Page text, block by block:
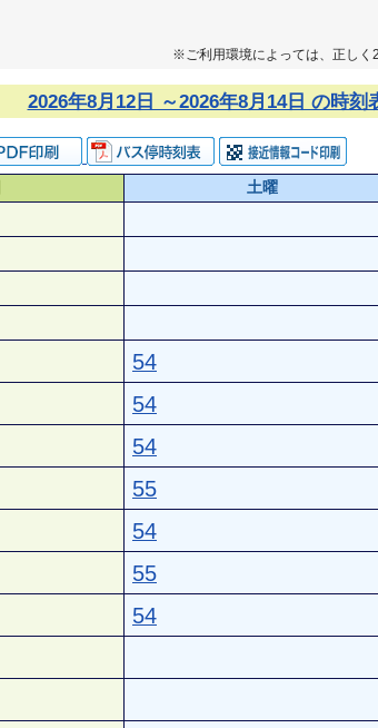
※ご利用環境によっては、正しく
2026年8月12日 ～2026年8月14日 の時刻
土曜
54
54
54
55
54
55
54